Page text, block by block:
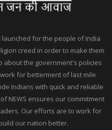
launched for the people of India
creed in order to make them
about the government's policies
for betterment of last mile
Indians with quick and reliable
NEWS ensures our commitment
Our efforts are to work for
our nation better.